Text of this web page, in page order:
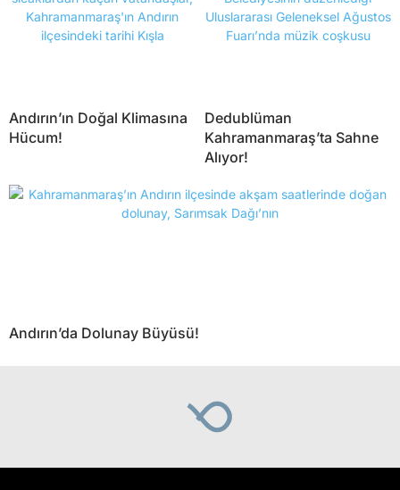
Andırın’ın Doğal Klimasına
Hücum!
Dedublüman
Kahramanmaraş’ta Sahne
Alıyor!
Andırın’da Dolunay Büyüsü!